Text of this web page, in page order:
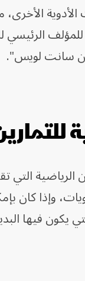
الأخرى،
الرئيسي
سانت لويس".
التي
وإذا كان
يكون فيها